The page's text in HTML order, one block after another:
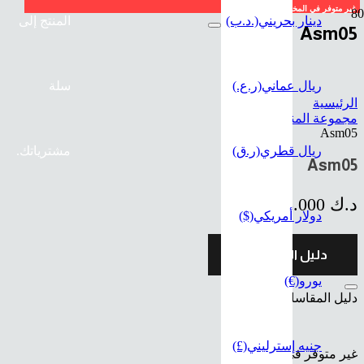
دينار بحريني(.د.ب)
ريال عماني(ر.ع.)
ريال قطري(ر.ق)
دولار أمريكي($)
يورو(€)
جنيه إسترليني(£)
المنتج إلى
سلة
مشترياتك.
Asm05
الرئيسية
مجموعة المناسبات
Asm05
Asm05
د.ك
دليل المقاسات
دليل المقاسات
غير متوفر في المخزون
غير متوفر في المخزون